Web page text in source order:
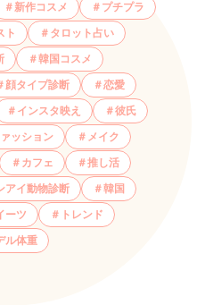
新作コスメ プチプラ
ト タロット占い
韓国コスメ
顔タイプ診断 恋愛
インスタ映え 彼氏
ッション メイク
カフェ 推し活
アイ動物診断 韓国
ーツ トレンド
ル体重